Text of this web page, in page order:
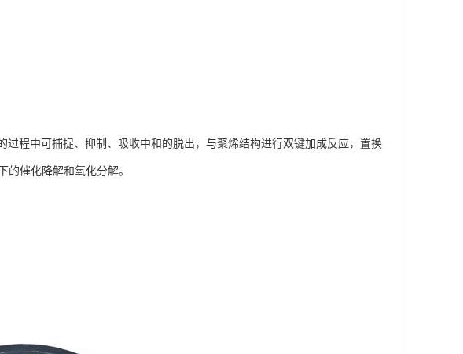
程中可捕捉、抑制、吸收中和的脱出，与聚烯结构进行双键加成反应，置换
催化降解和氧化分解。